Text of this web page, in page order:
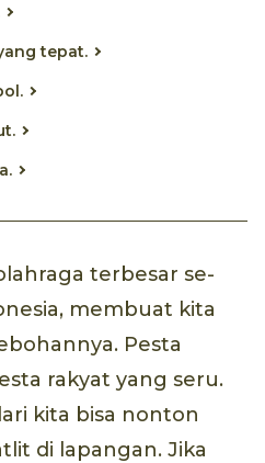
tepat.
terbesar se-
membuat kita
Pesta
rakyat yang seru.
kita bisa nonton
di lapangan. Jika